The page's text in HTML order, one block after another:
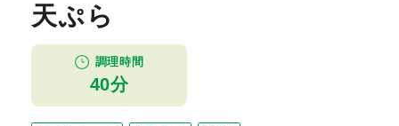
天ぷら
調理時間
40分